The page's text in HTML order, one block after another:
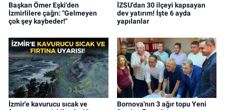
Başkan Ömer Eşki'den
İzmirlilere çağrı: "Gelmeyen
çok şey kaybeder!"
İZSU'dan 30 ilçeyi kapsayan
dev yatırım! İşte 6 ayda
yapılanlar
İzmir'e kavurucu sıcak ve
Bornova'nın 3 ağır topu Yeni